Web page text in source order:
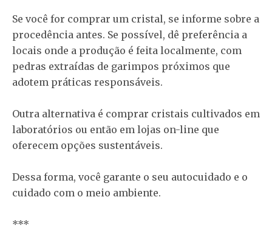
Se você for comprar um cristal, se informe sobre a
procedência antes. Se possível, dê preferência a
locais onde a produção é feita localmente, com
pedras extraídas de garimpos próximos que
adotem práticas responsáveis.
Outra alternativa é comprar cristais cultivados em
laboratórios ou então em lojas on-line que
oferecem opções sustentáveis.
Dessa forma, você garante o seu autocuidado e o
cuidado com o meio ambiente.
***